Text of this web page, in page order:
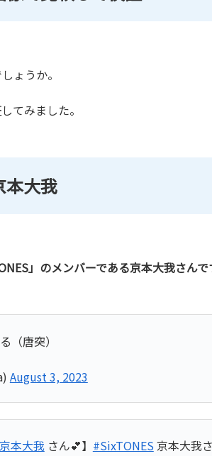
ょうか。
てみました。
大我
」のメンバーである京本大我さんで
（唐突）
August 3, 2023
本大我さん💕】 #SixTONES京本大我